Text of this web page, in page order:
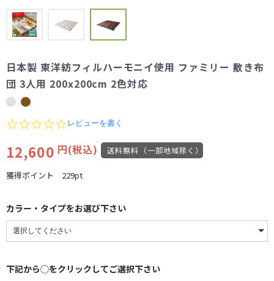
日本製 東洋紡フィルハーモニイ使用 ファミリー 敷き布
団 3人用 200x200cm 2色対応
0.0
rating
レビューを書く
12,600 円(税込) 送料無料（一部地域除く）
獲得ポイント 229pt
カラー・タイプをお選び下さい
下記から◯をクリックしてご選択下さい